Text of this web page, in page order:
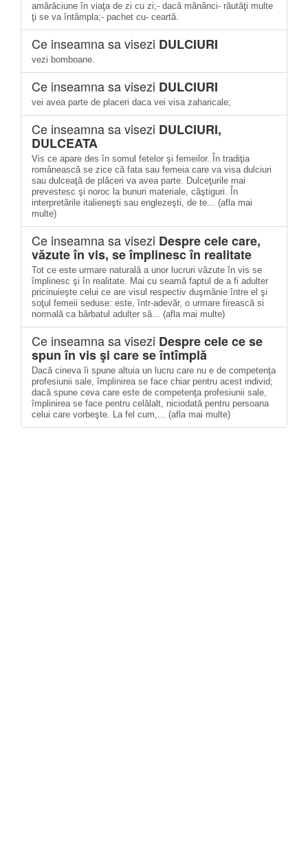
amărăciune în viaţa de zi cu zi;- dacă mănânci- răutăţi multe
ţi se va întâmpla;- pachet cu- ceartă.
Ce inseamna sa visezi DULCIURI
vezi bomboane.
Ce inseamna sa visezi DULCIURI
vei avea parte de placeri daca vei visa zaharicale;
Ce inseamna sa visezi DULCIURI,
DULCEATA
Vis ce apare des în somul fetelor şi femeilor. În tradiţia
românească se zice că fata sau femeia care va visa dulciuri
sau dulceaţă de plăceri va avea parte. Dulceţurile mai
prevestesc şi noroc la bunuri materiale, câştiguri. În
interpretările italieneşti sau englezeşti, de te... (afla mai
multe)
Ce inseamna sa visezi Despre cele care,
văzute în vis, se împlinesc în realitate
Tot ce este urmare naturală a unor lucruri văzute în vis se
împlinesc şi în realitate. Mai cu seamă faptul de a fi adulter
pricinuieşte celui ce are visul respectiv duşmănie între el şi
soţul femeii seduse: este, într-adevăr, o urmare firească si
normală ca bărbatul adulter să... (afla mai multe)
Ce inseamna sa visezi Despre cele ce se
spun în vis şi care se întîmplă
Dacă cineva îi spune altuia un lucru care nu e de competenţa
profesiunii sale, împlinirea se face chiar pentru acest individ;
dacă spune ceva care este de competenţa profesiunii sale,
împlinirea se face pentru celălalt, niciodată pentru persoana
celui care vorbeşte. La fel cum,... (afla mai multe)